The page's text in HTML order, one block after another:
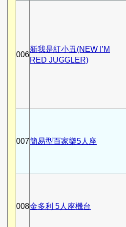
006
新我是紅小丑(NEW I’M
RED JUGGLER)
007簡易型百家樂5人座
008金多利 5人座機台